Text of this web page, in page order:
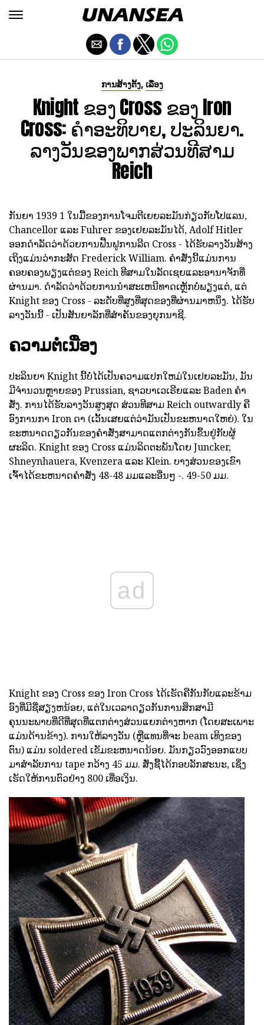
ການສ້າງຕັ້ງ, ເລື່ອງ
Knight ຂອງ Cross ຂອງ Iron
Cross: ຄໍາອະທິບາຍ, ປະລິນຍາ.
ລາງວັນຂອງພາກສ່ວນທີສາມ
Reich
ກັນຍາ 1939 1 ໃນມື້ຂອງການໂຈມຕີເຍຍລະມັນກ່ຽວກັບໂປແລນ,
Chancellor ແລະ Fuhrer ຂອງເຢຍລະມັນໄດ້, Adolf Hitler
ອອກດໍາລັດວ່າດ້ວຍການຟື້ນຟູການລີດ Cross - ໄດ້ຮັບລາງວັນສ້າງ
ເຖິງແມ່ນວ່າກະສັດ Frederick William. ຄໍາສັ່ງນີ້ແມ່ນການ
ຄອບຄອງພຽງແຕ່ຂອງ Reich ທີສາມໃນລັດເຊຍແລະອານາຈັກທີ່
ຜ່ານມາ. ດໍາລັດວ່າດ້ວຍການນໍາສະເຫນີທາດເຫຼັກບໍ່ພຽງແຕ່, ແຕ່
Knight ຂອງ Cross - ລະດັບທີ່ສູງທີ່ສຸດຂອງທີ່ຜ່ານມາຫນຶ່ງ. ໄດ້ຮັບ
ລາງວັນນີ້ - ເປັນສັນຍາລັກທີ່ສໍາຄັນຂອງຍຸກນາຊີ.
ຄວາມຕໍ່ເນື່ອງ
ປະລິນຍາ Knight ນີ້ບໍ່ໄດ້ເປັນຄວາມແປກໃຫມ່ໃນເຢຍລະມັນ, ມັນ
ມີຈໍານວນຫຼາຍຂອງ Prussian, ຊາວບາເວເຣີຍແລະ Baden ຄໍາ
ສັ່ງ. ການໄດ້ຮັບລາງວັນສູງສຸດ ສ່ວນທີສາມ Reich outwardly ຄື
ອົງການກາ Iron ດາ (ເວັ້ນເສຍແຕ່ວ່າມັນເປັນຂະຫນາດໃຫຍ່). ໃນ
ຂະຫນາດດຽວກັນຂອງຄໍາສັ່ງສາມາດແຕກຕ່າງກັນຂຶ້ນຢູ່ກັບຜູ້
ຜະລິດ. Knight ຂອງ Cross ແມ່ນລິດຕະພັນໂດຍ Juncker,
Shneynhauera, Kvenzera ແລະ Klein. ບາງສ່ວນຂອງເຂົາ
ເຈົ້າໄດ້ຂະຫນາດຄໍາສັ່ງ 48-48 ມມແລະອື່ນໆ -. 49-50 ມມ.
ad
Knight ຂອງ Cross ຂອງ Iron Cross ໄດ້ເຮັດຄືກັນກັບແລະຂ້າມ
ອົງທີ່ມີຊື່ສຽງຫນ້ອຍ, ແຕ່ໃນເວລາດຽວກັນການສຶກສາມີ
ຄຸນນະພາບທີ່ດີທີ່ສຸດທີ່ແຕກຕ່າງສ່ວນແຍກຕ່າງຫາກ (ໂດຍສະເພາະ
ແມ່ນດ້ານຂ້າງ). ການໃຫ້ລາງວັນ (ຫຼືແທນທີ່ຈະ beam ເທິງຂອງ
ຕົນ) ແມ່ນ soldered ເຂັມຂະຫນາດນ້ອຍ. ມັນກຽວວົງອອກແບບ
ມາສໍາລັບການ tape ກວ້າງ 45 ມມ. ສັ່ງຊື້ໄດ້ກອບລັກສະນະ, ເຊິ່ງ
ເຮັດໃຫ້ການຕົວຢ່າງ 800 ເທື່ອເງິນ.